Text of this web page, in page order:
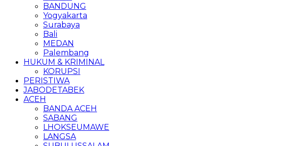
BANDUNG
Yogyakarta
Surabaya
Bali
MEDAN
Palembang
HUKUM & KRIMINAL
KORUPSI
PERISTIWA
JABODETABEK
ACEH
BANDA ACEH
SABANG
LHOKSEUMAWE
LANGSA